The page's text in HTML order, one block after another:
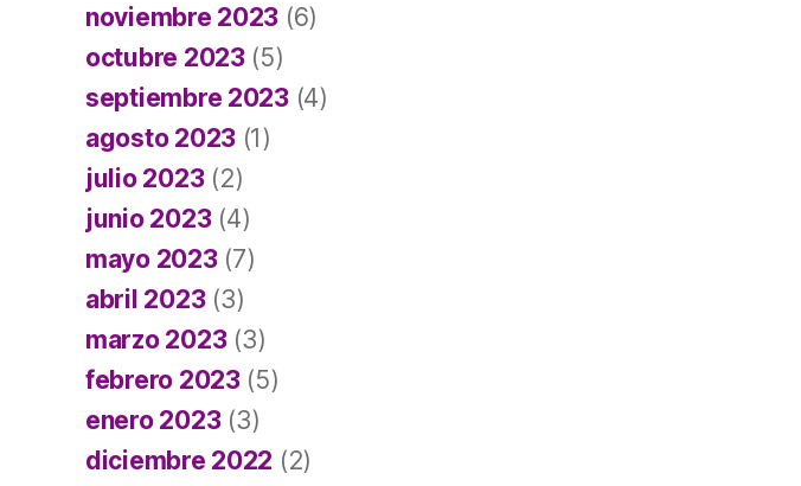
noviembre 2023 (6)
octubre 2023(5)
septiembre 2023(4)
agosto 2023 (1)
julio 2023(2)
junio 2023(4)
mayo 2023(7)
abril 2023(3)
marzo 2023(3)
febrero 2023(5)
enero 2023(3)
diciembre 2022 (2)